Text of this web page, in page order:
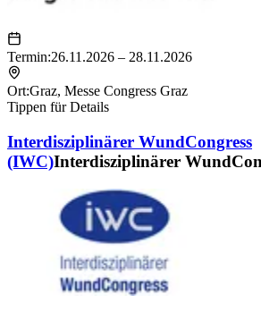
Termin:26.11.2026 – 28.11.2026
Ort:Graz, Messe Congress Graz
Tippen für Details
Interdisziplinärer WundCongress
(IWC)Interdisziplinärer